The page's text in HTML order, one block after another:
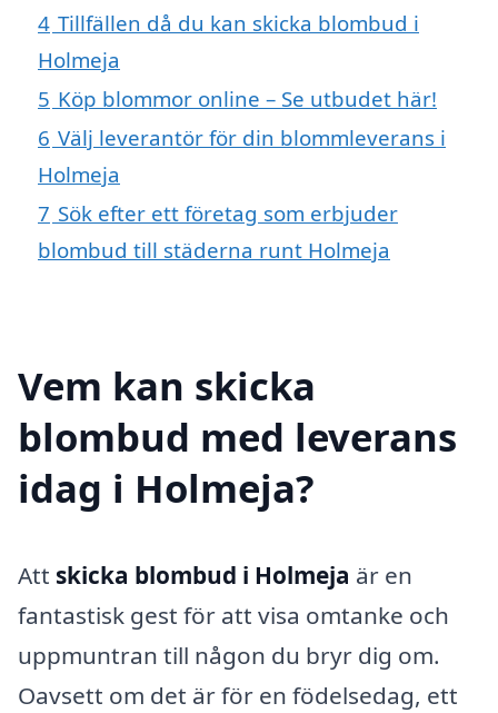
4 Tillfällen då du kan skicka blombud i
Holmeja
5 Köp blommor online – Se utbudet här!
6 Välj leverantör för din blommleverans i
Holmeja
7 Sök efter ett företag som erbjuder
blombud till städerna runt Holmeja
Vem kan skicka
blombud med leverans
idag i Holmeja?
Att skicka blombud i Holmeja är en
fantastisk gest för att visa omtanke och
uppmuntran till någon du bryr dig om.
Oavsett om det är för en födelsedag, ett